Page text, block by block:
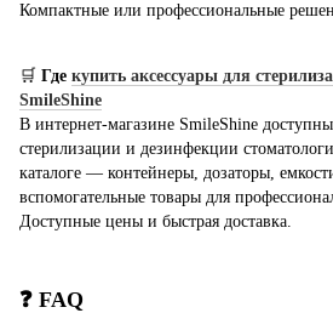
Компактные или профессиональные
🛒 Где купить аксессуары для
SmileShine
В интернет-магазине SmileShine
стерилизации и дезинфекции
каталоге — контейнеры, дозаторы,
вспомогательные товары для
Доступные цены и быстрая доставка.
❓ FAQ